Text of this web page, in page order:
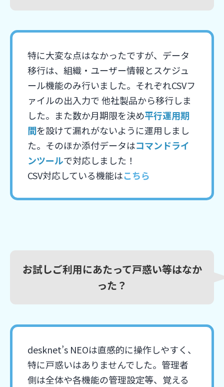
特に大変な点はなかったですが、データ
移行は、組織・ユーザー情報とスケジュ
ール機能のみ行いました。それぞれCSVフ
ァイルの出入力で 他社製品から移行しま
した。また数か月期限を決め平行運用期
間を設けて漏れがないように運用しまし
た。そのほか添付データはコマンドライ
ンツールで対応しました！
CSV対応している機能はこちら
お試しご利用にあたって戸惑い等はなか
った？
desknet’s NEOは直感的に操作しやすく、
特に戸惑いはありませんでした。管理者
側は全体や各機能の管理設定等、覚える